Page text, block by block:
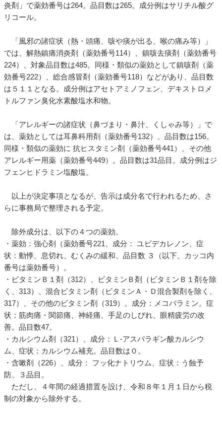
炎剤」で薬効番号は264。品目数は265。成分例はサリチル酸グ
リコール。
「風邪の諸症状（熱・頭痛、咳や痰が出る、喉の痛み等）」
では、解熱鎮痛消炎剤（薬効番号114）、鎮咳去痰剤（薬効番号
224）、対象品目数は485。同様・類似の薬効として鎮咳剤（薬
効番号222）、総合感冒剤（薬効番号118）などがあり、品目数
は５１１となる。成分例はアセトアミノフェン、デキストロメ
トルファン臭化水素酸塩水和物。
「アレルギーの諸症状（鼻づまり・鼻汁、くしゃみ等）」で
は、薬効としては耳鼻科用剤（薬効番号132）、品目数は156。
同様・類似の薬効に 抗ヒスタミン剤（薬効番号441）、その他
アレルギー用薬（薬効番号449）。品目数は31品目。成分例はジ
フェンヒドラミン塩酸塩。
以上が決定事項となるが、告示は成分名で行われるため、さ
らに事務局で整理される予定。
除外成分は、以下の４つの薬効。
・薬効：強心剤（薬効番号221、成分： ユビデカレノン、症
状：動悸、息切れ、むくみの緩和、品目数 ３（以下、カッコ内
番号は薬効番号）。
・ビタミンＢ１剤（312）、ビタミンＢ剤（ビタミンＢ１剤を除
く、313）、混合ビタミン剤（ビタミンＡ・Ｄ混合製剤を除く、
317）、その他のビタミン剤（319）。成分：メコバラミン。症
状：筋肉痛・関節痛、神経痛、手足のしびれ、眼精疲労の改
善。品目数47。
・カルシウム剤（321）、成分：Ｌ-アスパラギン酸カルシウ
ム、症状：カルシウム補充。品目数は０。
・含嗽剤（226）、成分： フッ化ナトリウム、症状：う蝕予
防、３品目。
ただし、４年間の経過措置を設け、令和８年１月１日から税
制の対象から除外する。